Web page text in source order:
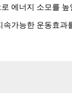
에너지 소모를
가능한 운동효과